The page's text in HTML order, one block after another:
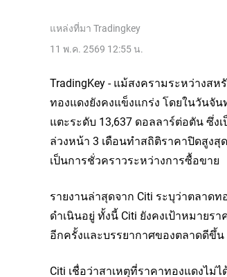
แหล่งที่มา Tradingkey
11 พ.ค. 2569 12:55 น.
TradingKey - แม้สงครามระหว่างส
ทองแดงยังคงแข็งแกร่ง โดยในวันจัน
แตะระดับ 13,637 ดอลลาร์ต่อตัน ซึ่ง
ล่วงหน้า 3 เดือนทำสถิติราคาปิดสูง
เป็นการชั่วคราวระหว่างการซื้อขาย
รายงานล่าสุดจาก Citi ระบุว่าตลาด
ดำเนินอยู่ ทั้งนี้ Citi ยังคงเป้าหมาย
อีกครั้งและบรรยากาศของตลาดดีขึ้
Citi เชื่อว่าสาเหตุที่ราคาทองแดงไ